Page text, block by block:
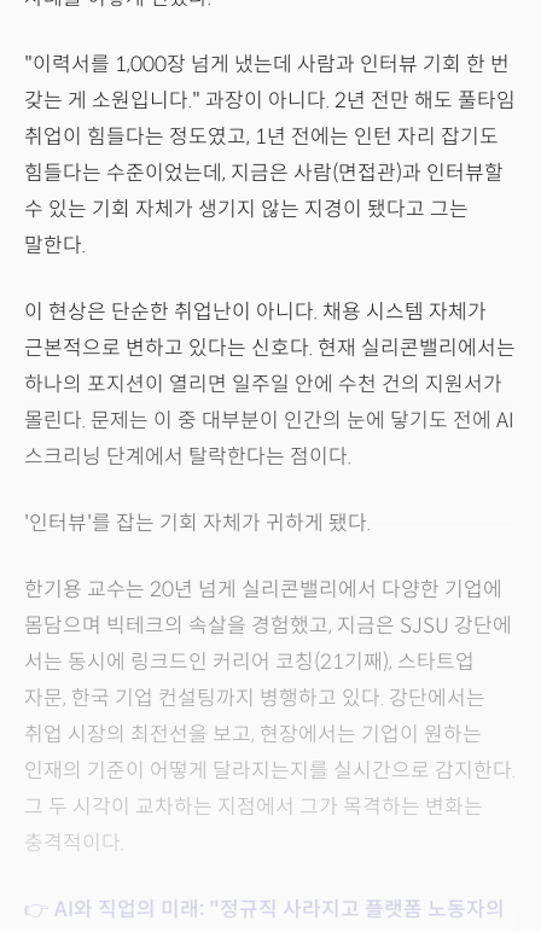
"이력서를 1,000장 넘게 냈는데 사람과 인터뷰 기회 한 번
갖는 게 소원입니다." 과장이 아니다. 2년 전만 해도 풀타임
취업이 힘들다는 정도였고, 1년 전에는 인턴 자리 잡기도
힘들다는 수준이었는데, 지금은 사람(면접관)과 인터뷰할
수 있는 기회 자체가 생기지 않는 지경이 됐다고 그는
말한다.
이 현상은 단순한 취업난이 아니다. 채용 시스템 자체가
근본적으로 변하고 있다는 신호다. 현재 실리콘밸리에서는
하나의 포지션이 열리면 일주일 안에 수천 건의 지원서가
몰린다. 문제는 이 중 대부분이 인간의 눈에 닿기도 전에 AI
스크리닝 단계에서 탈락한다는 점이다.
'인터뷰'를 잡는 기회 자체가 귀하게 됐다.
한기용 교수는 20년 넘게 실리콘밸리에서 다양한 기업에
몸담으며 빅테크의 속살을 경험했고, 지금은 SJSU 강단에
서는 동시에 링크드인 커리어 코칭(21기째), 스타트업
자문, 한국 기업 컨설팅까지 병행하고 있다. 강단에서는
취업 시장의 최전선을 보고, 현장에서는 기업이 원하는
인재의 기준이 어떻게 달라지는지를 실시간으로 감지한다.
그 두 시각이 교차하는 지점에서 그가 목격하는 변화는
충격적이다.
👉 AI와 직업의 미래: "정규직 사라지고 플랫폼 노동자의